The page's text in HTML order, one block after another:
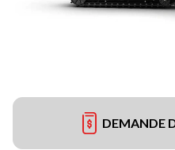
DEMANDE